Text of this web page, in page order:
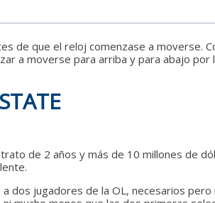
de que el reloj comenzase a moverse.
a moverse para arriba y para abajo
de 2 años y más de 10 millones de
dos jugadores de la OL, necesarios